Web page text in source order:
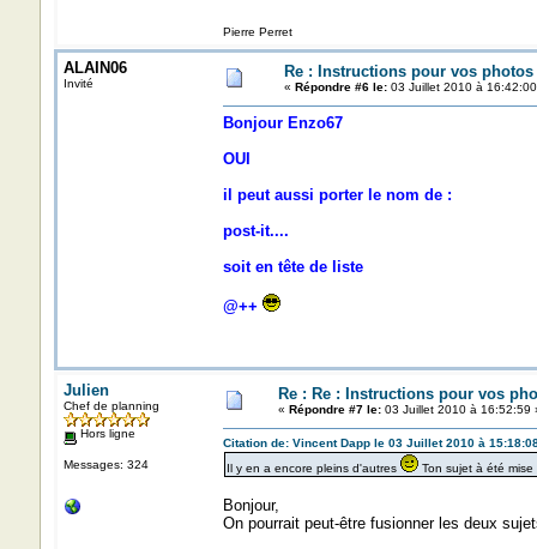
Pierre Perret
ALAIN06
Invité
Re : Instructions pour vos photos
« Répondre #6 le:03 Juillet 2010 à
Bonjour Enzo67
OUI
il peut aussi porter le nom de :
post-it....
soit en tête de liste
@++
Julien
Chef de planning
Hors ligne
Messages: 324
Re : Re : Instructions pour vos
« Répondre #7 le:03 Juillet 2010 à 16:52:59
Citation de: Vincent Dapp le 03 Juillet 2010 à
Il y en a encore pleins d'autres
Ton sujet à été mise
Bonjour,
On pourrait peut-être fusionner les deux